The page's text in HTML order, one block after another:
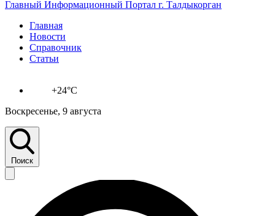
Главный Информационный Портал г. Талдыкорган
Главная
Новости
Справочник
Статьи
+24°C
Воскресенье, 9 августа
Поиск